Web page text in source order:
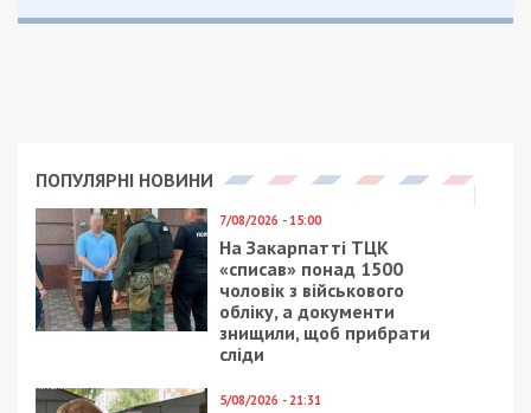
ПОПУЛЯРНІ НОВИНИ
7/08/2026 - 15:00
На Закарпатті ТЦК
«списав» понад 1500
чоловік з військового
обліку, а документи
знищили, щоб прибрати
сліди
5/08/2026 - 21:31